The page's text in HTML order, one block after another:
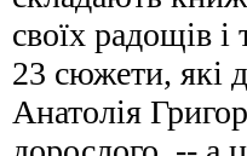
своїх радощів
23 сюжети, які
Анатолія